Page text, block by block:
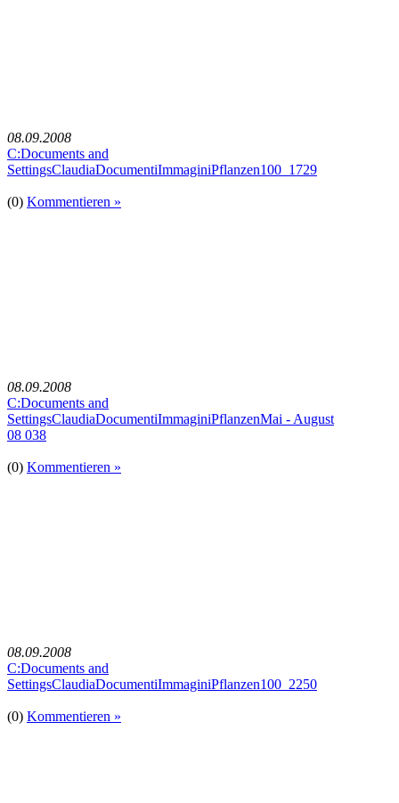
08.09.2008
C:Documents and
SettingsClaudiaDocumentiImmaginiPflanzen100_1729
(0) Kommentieren »
08.09.2008
C:Documents and
SettingsClaudiaDocumentiImmaginiPflanzenMai - August
08 038
(0) Kommentieren »
08.09.2008
C:Documents and
SettingsClaudiaDocumentiImmaginiPflanzen100_2250
(0) Kommentieren »